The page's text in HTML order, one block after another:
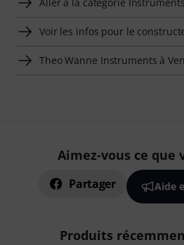
Voir les infos pour le
Theo Wanne Instruments à
Aimez-vous ce que
Partager Aide
Produits